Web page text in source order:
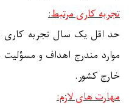
تجربه کاری مرتبط:
حد اقل یک سال تجربه کاری
موارد مندرج اهداف و
خارج کشور.
مهارت های لازم: